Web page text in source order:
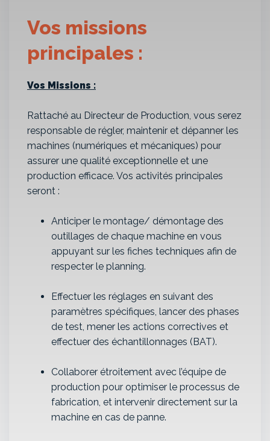
Vos missions
principales :
Vos Missions :
Rattaché au Directeur de Production, vous serez
responsable de régler, maintenir et dépanner les
machines (numériques et mécaniques) pour
assurer une qualité exceptionnelle et une
production efficace. Vos activités principales
seront :
Anticiper le montage/ démontage des
outillages de chaque machine en vous
appuyant sur les fiches techniques afin de
respecter le planning.
Effectuer les réglages en suivant des
paramètres spécifiques, lancer des phases
de test, mener les actions correctives et
effectuer des échantillonnages (BAT).
Collaborer étroitement avec l’équipe de
production pour optimiser le processus de
fabrication, et intervenir directement sur la
machine en cas de panne.